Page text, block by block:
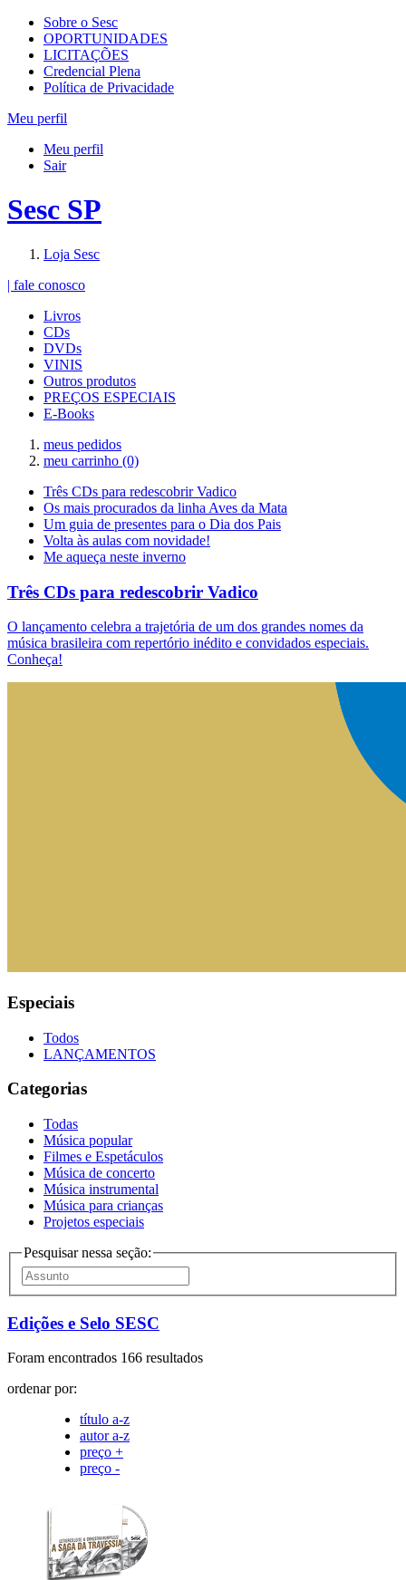
Sobre o Sesc
OPORTUNIDADES
LICITAÇÕES
Credencial Plena
Política de Privacidade
Meu perfil
Meu perfil
Sair
Sesc SP
Loja Sesc
| fale conosco
Livros
CDs
DVDs
VINIS
Outros produtos
PREÇOS ESPECIAIS
E-Books
meus pedidos
meu carrinho (0)
Três CDs para redescobrir Vadico
Os mais procurados da linha Aves da Mata
Um guia de presentes para o Dia dos Pais
Volta às aulas com novidade!
Me aqueça neste inverno
Três CDs para redescobrir Vadico
O lançamento celebra a trajetória de um dos grandes nomes da
música brasileira com repertório inédito e convidados especiais.
Conheça!
Especiais
Todos
LANÇAMENTOS
Categorias
Todas
Música popular
Filmes e Espetáculos
Música de concerto
Música instrumental
Música para crianças
Projetos especiais
Pesquisar nessa seção:
Edições e Selo SESC
Foram encontrados 166 resultados
ordenar por:
título a-z
autor a-z
preço +
preço -